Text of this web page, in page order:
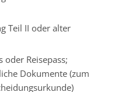
Teil II oder alter
oder Reisepass;
Dokumente (zum